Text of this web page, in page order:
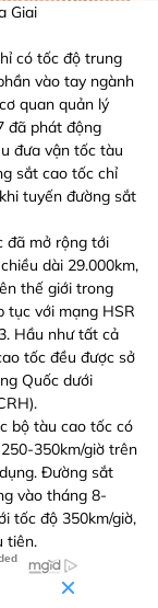
Giai
có tốc độ trung
vào tay ngành
quan quản lý
đã phát động
đưa vận tốc tàu
sắt cao tốc chỉ
tuyến đường sắt
đã mở rộng tới
dài 29.000km,
thế giới trong
tục với mạng HSR
Hầu như tất cả
tốc đều được sở
Quốc dưới
bộ tàu cao tốc có
350km/giờ trên
Đường sắt
vào tháng 8-
tốc độ 350km/giờ,
tiên.